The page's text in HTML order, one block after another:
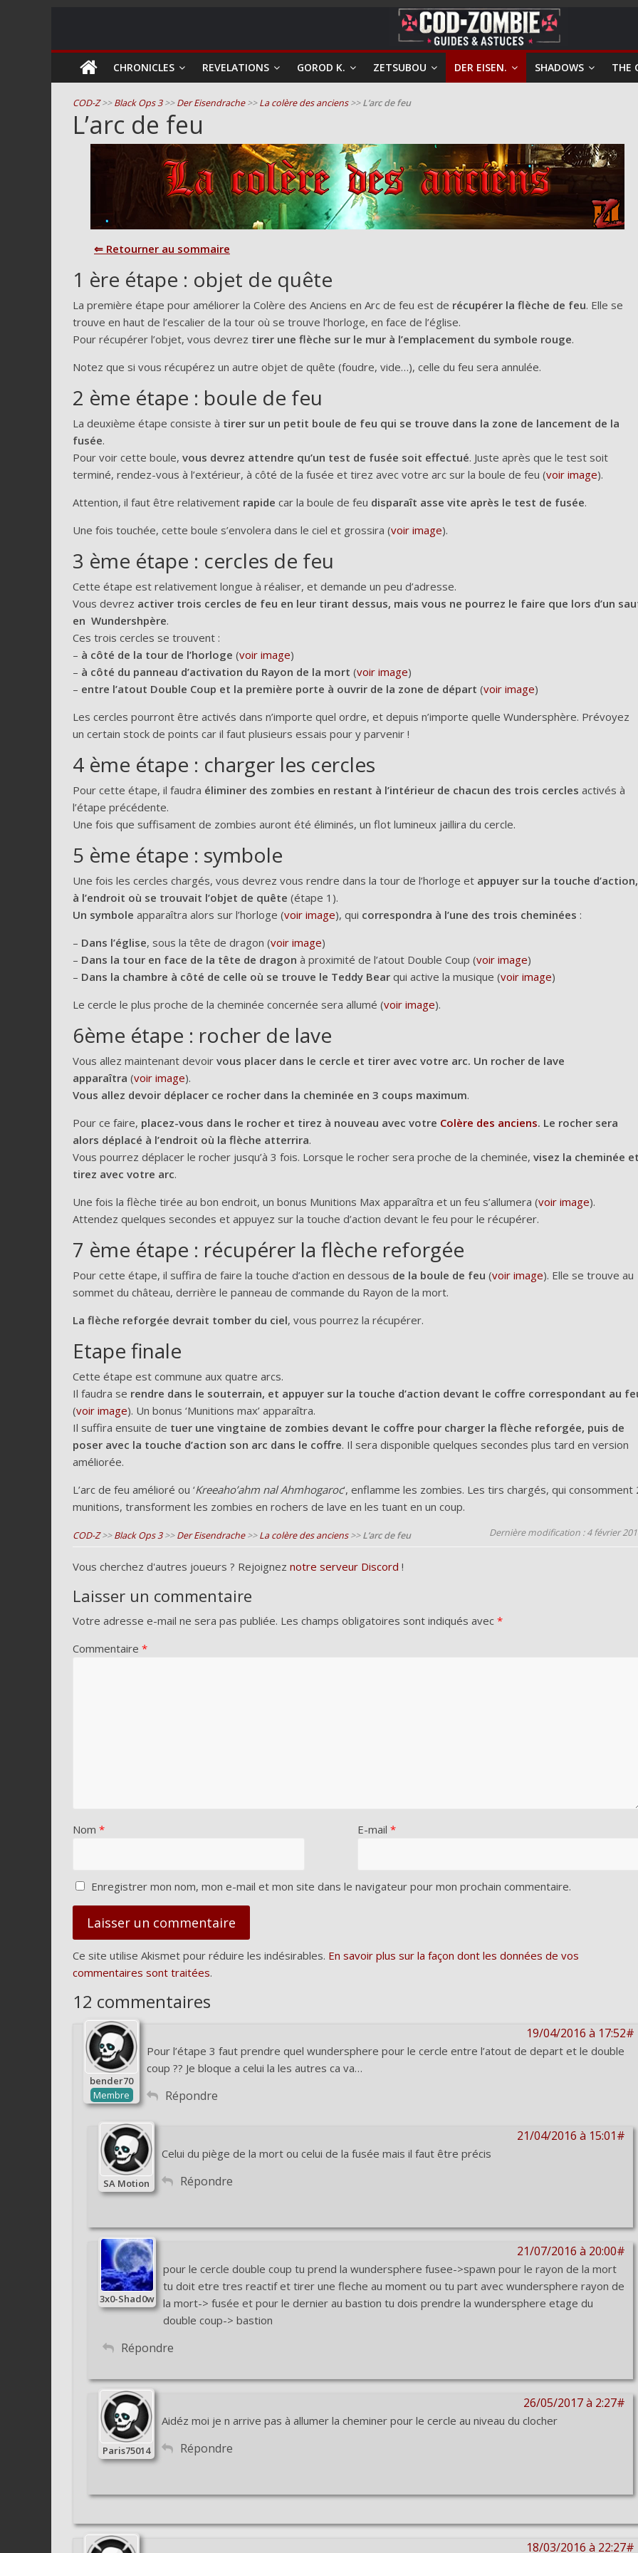
COD
Zombie
Guides
astuces
zombie
Call
of
Duty
CHRONICLES REVELATIONS GOROD K. ZETSUBOU DER EISEN. SHADOWS THE
COD-Z>>Black Ops 3>>Der Eisendrache>>La colère des anciens>>L’arc de feu
L’arc de feu
⇐ Retourner au sommaire
1 ère étape : objet de quête
La première étape pour améliorer la Colère des Anciens en Arc de feu est de récupérer la flèche de feu. Elle se
trouve en haut de l’escalier de la tour où se trouve l’horloge, en face de l’église.
Pour récupérer l’objet, vous devrez tirer une flèche sur le mur à l’emplacement du symbole rouge.
Notez que si vous récupérez un autre objet de quête (foudre, vide…), celle du feu sera annulée.
2 ème étape : boule de feu
La deuxième étape consiste à tirer sur un petit boule de feu qui se trouve dans la zone de lancement de la
fusée.
Pour voir cette boule, vous devrez attendre qu’un test de fusée soit effectué. Juste après que le test soit
terminé, rendez-vous à l’extérieur, à côté de la fusée et tirez avec votre arc sur la boule de feu (voir image).
Attention, il faut être relativement rapide car la boule de feu disparaît asse vite après le test de fusée.
Une fois touchée, cette boule s’envolera dans le ciel et grossira (voir image).
3 ème étape : cercles de feu
Cette étape est relativement longue à réaliser, et demande un peu d’adresse.
Vous devrez activer trois cercles de feu en leur tirant dessus, mais vous ne pourrez le faire que lors d’un
en Wundershpère.
Ces trois cercles se trouvent :
– à côté de la tour de l’horloge (voir image)
– à côté du panneau d’activation du Rayon de la mort (voir image)
– entre l’atout Double Coup et la première porte à ouvrir de la zone de départ (voir image)
Les cercles pourront être activés dans n’importe quel ordre, et depuis n’importe quelle Wundersphère. Prévoyez
un certain stock de points car il faut plusieurs essais pour y parvenir !
4 ème étape : charger les cercles
Pour cette étape, il faudra éliminer des zombies en restant à l’intérieur de chacun des trois cercles activés à
l’étape précédente.
Une fois que suffisament de zombies auront été éliminés, un flot lumineux jaillira du cercle.
5 ème étape : symbole
Une fois les cercles chargés, vous devrez vous rendre dans la tour de l’horloge et appuyer sur la touche d’action,
à l’endroit où se trouvait l’objet de quête (étape 1).
Un symbole apparaîtra alors sur l’horloge (voir image), qui correspondra à l’une des trois cheminées :
– Dans l’église, sous la tête de dragon (voir image)
– Dans la tour en face de la tête de dragon à proximité de l’atout Double Coup (voir image)
– Dans la chambre à côté de celle où se trouve le Teddy Bear qui active la musique (voir image)
Le cercle le plus proche de la cheminée concernée sera allumé (voir image).
6ème étape : rocher de lave
Vous allez maintenant devoir vous placer dans le cercle et tirer avec votre arc. Un rocher de lave
apparaîtra (voir image).
Vous allez devoir déplacer ce rocher dans la cheminée en 3 coups maximum.
Pour ce faire, placez-vous dans le rocher et tirez à nouveau avec votre Colère des anciens. Le rocher sera
alors déplacé à l’endroit où la flèche atterrira.
Vous pourrez déplacer le rocher jusqu’à 3 fois. Lorsque le rocher sera proche de la cheminée, visez la cheminée et
tirez avec votre arc.
Une fois la flèche tirée au bon endroit, un bonus Munitions Max apparaîtra et un feu s’allumera (voir image).
Attendez quelques secondes et appuyez sur la touche d’action devant le feu pour le récupérer.
7 ème étape : récupérer la flèche reforgée
Pour cette étape, il suffira de faire la touche d’action en dessous de la boule de feu (voir image). Elle se trouve au
sommet du château, derrière le panneau de commande du Rayon de la mort.
La flèche reforgée devrait tomber du ciel, vous pourrez la récupérer.
Etape finale
Cette étape est commune aux quatre arcs.
Il faudra se rendre dans le souterrain, et appuyer sur la touche d’action devant le coffre correspondant au
(voir image). Un bonus ‘Munitions max’ apparaîtra.
Il suffira ensuite de tuer une vingtaine de zombies devant le coffre pour charger la flèche reforgée, puis de
poser avec la touche d’action son arc dans le coffre. Il sera disponible quelques secondes plus tard en version
améliorée.
L’arc de feu amélioré ou ‘Kreeaho’ahm nal Ahmhogaroc‘, enflamme les zombies. Les tirs chargés, qui consomment
munitions, transforment les zombies en rochers de lave en les tuant en un coup.
Dernière modification : 4 février
COD-Z>>Black Ops 3>>Der Eisendrache>>La colère des anciens>>L’arc de feu
Vous cherchez d'autres joueurs ? Rejoignez notre serveur Discord !
Laisser un commentaire
Votre adresse e-mail ne sera pas publiée. Les champs obligatoires sont indiqués avec *
Commentaire *
Nom * E-mail *
Enregistrer mon nom, mon e-mail et mon site dans le navigateur pour mon prochain commentaire.
Ce site utilise Akismet pour réduire les indésirables. En savoir plus sur la façon dont les données de vos
commentaires sont traitées.
12 commentaires
19/04/2016 à 17:52#
bender70
Membre
Pour l’étape 3 faut prendre quel wundersphere pour le cercle entre l’atout de depart et le double
coup ?? Je bloque a celui la les autres ca va…
Répondre
21/04/2016 à 15:01#
SA Motion
Celui du piège de la mort ou celui de la fusée mais il faut être précis
Répondre
21/07/2016 à 20:00#
3x0-Shad0w
pour le cercle double coup tu prend la wundersphere fusee->spawn pour le rayon de la mort
tu doit etre tres reactif et tirer une fleche au moment ou tu part avec wundersphere rayon de
la mort-> fusée et pour le dernier au bastion tu dois prendre la wundersphere etage du
double coup-> bastion
Répondre
26/05/2017 à 2:27#
Paris75014
Aidéz moi je n arrive pas à allumer la cheminer pour le cercle au niveau du clocher
Répondre
18/03/2016 à 22:27#